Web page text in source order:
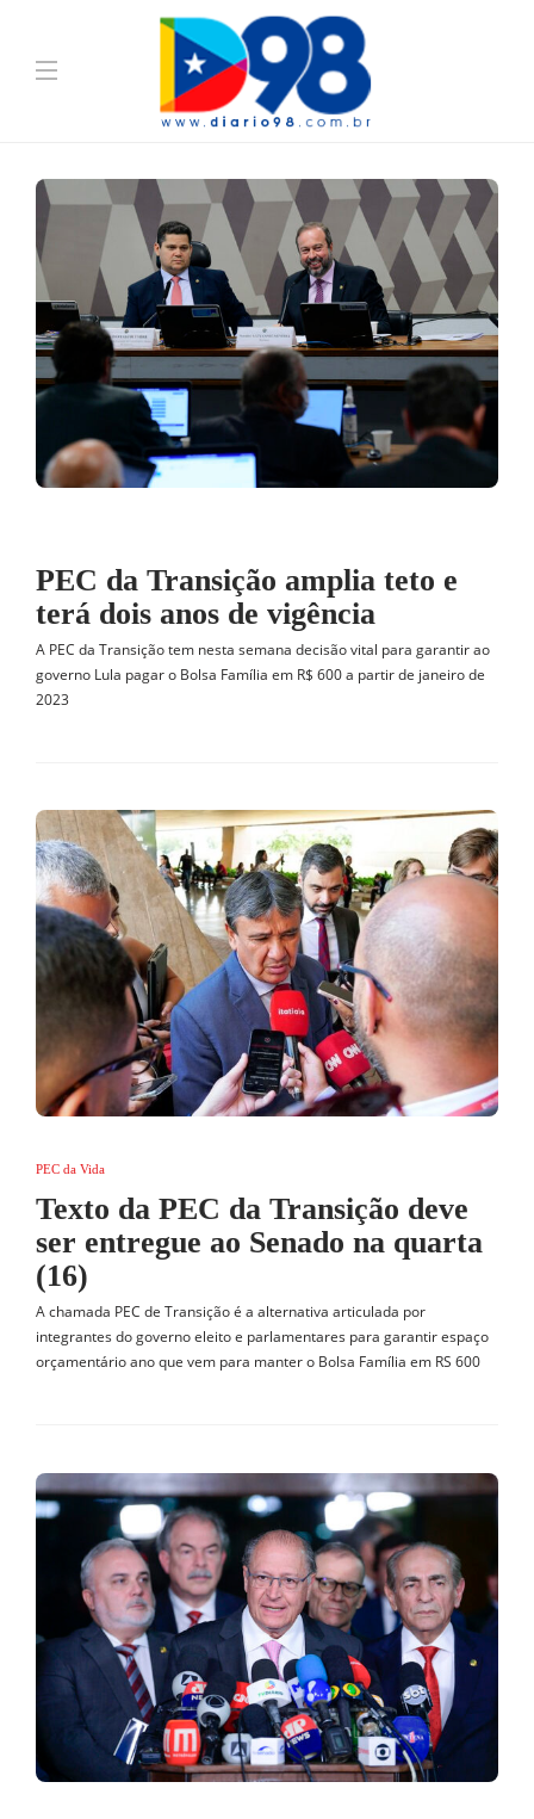
PEC da Transição amplia teto e
terá dois anos de vigência
A PEC da Transição tem nesta semana decisão vital para garantir ao
governo Lula pagar o Bolsa Família em R$ 600 a partir de janeiro de
2023
PEC da Vida
Texto da PEC da Transição deve
ser entregue ao Senado na quarta
(16)
A chamada PEC de Transição é a alternativa articulada por
integrantes do governo eleito e parlamentares para garantir espaço
orçamentário ano que vem para manter o Bolsa Família em RS 600